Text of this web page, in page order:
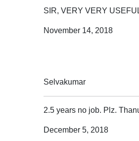
SIR, VERY VERY
November 14, 2018
Selvakumar
2.5 years no job. Plz.
December 5, 2018